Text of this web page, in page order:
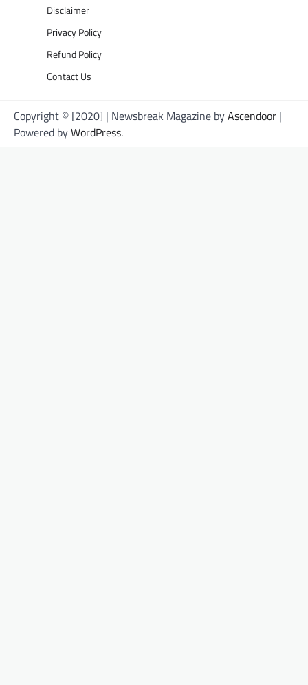
Disclaimer
Privacy Policy
Refund Policy
Contact Us
Copyright © [2020] | Newsbreak Magazine byAscendoor |
Powered byWordPress.